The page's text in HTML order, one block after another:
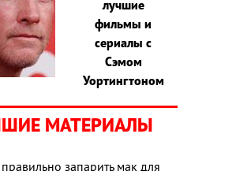
лучшие
фильмы и
сериалы с
Сэмом
Уортингтоном
МАТЕРИАЛЫ
запарить мак для